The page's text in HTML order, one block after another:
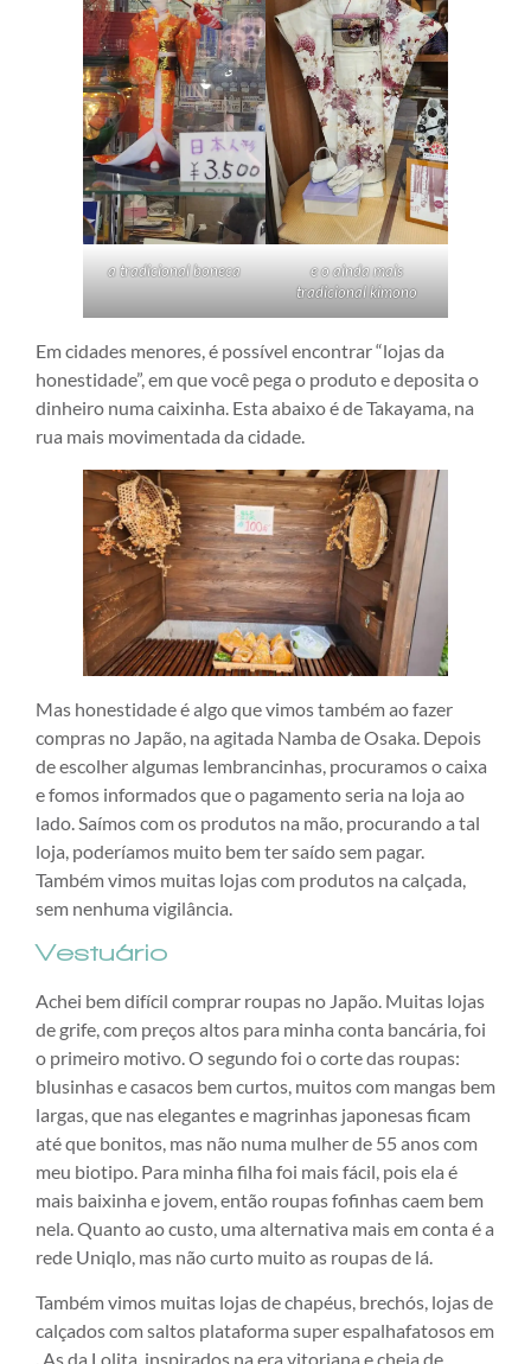
a tradicional boneca
e o ainda mais
tradicional kimono
Em cidades menores, é possível encontrar “lojas da
honestidade”, em que você pega o produto e deposita o
dinheiro numa caixinha. Esta abaixo é de Takayama, na
rua mais movimentada da cidade.
Mas honestidade é algo que vimos também ao fazer
compras no Japão, na agitada Namba de Osaka. Depois
de escolher algumas lembrancinhas, procuramos o caixa
e fomos informados que o pagamento seria na loja ao
lado. Saímos com os produtos na mão, procurando a tal
loja, poderíamos muito bem ter saído sem pagar.
Também vimos muitas lojas com produtos na calçada,
sem nenhuma vigilância.
Vestuário
Achei bem difícil comprar roupas no Japão. Muitas lojas
de grife, com preços altos para minha conta bancária, foi
o primeiro motivo. O segundo foi o corte das roupas:
blusinhas e casacos bem curtos, muitos com mangas bem
largas, que nas elegantes e magrinhas japonesas ficam
até que bonitos, mas não numa mulher de 55 anos com
meu biotipo. Para minha filha foi mais fácil, pois ela é
mais baixinha e jovem, então roupas fofinhas caem bem
nela. Quanto ao custo, uma alternativa mais em conta é a
rede Uniqlo, mas não curto muito as roupas de lá.
Também vimos muitas lojas de chapéus, brechós, lojas de
calçados com saltos plataforma super espalhafatosos em
. As da Lolita, inspirados na era vitoriana e cheia de